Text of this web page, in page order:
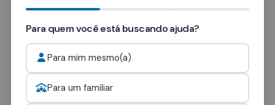
Onde procurar ajuda para o alcoolismo?
Para quem você está buscando ajuda?
Para mim mesmo(a)
Para um familiar